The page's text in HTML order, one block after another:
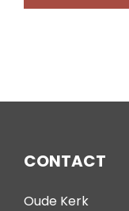
CONTACT
Oude Kerk